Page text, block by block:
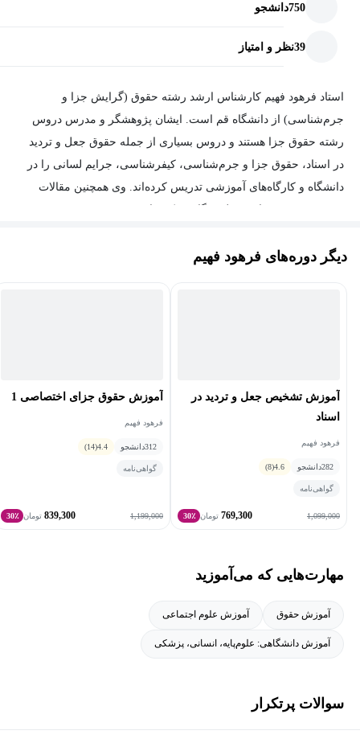
750دانشجو
39نظر و امتیاز
استاد فرهود فهیم کارشناس ارشد رشته حقوق (گرایش جزا و
جرم‌شناسی) از دانشگاه قم است. ایشان پژوهشگر و مدرس دروس
رشته حقوق جزا هستند و دروس بسیاری از جمله حقوق جعل و تردید
در اسناد، حقوق جزا و جرم‌شناسی، کیفرشناسی، جرایم لسانی را در
دانشگاه و کارگاه‌های آموزشی تدریس کرده‌اند. وی همچنین مقالات
دیگر دوره‌های فرهود فهیم
آموزش تشخیص جعل و تردید در
اسناد
فرهود فهیم
282دانشجو 4.6
(8)
گواهی‌نامه
1,099,000
769,300 تومان 30٪
آموزش حقوق جزای اختصاصی 1
فرهود فهیم
312دانشجو 4.4
(14)
گواهی‌نامه
1,199,000
839,300 تومان 30٪
مهارت‌هایی که می‌آموزید
آموزش حقوق آموزش علوم اجتماعی
آموزش دانشگاهی: علوم‌پایه، انسانی، پزشکی
سوالات پرتکرار